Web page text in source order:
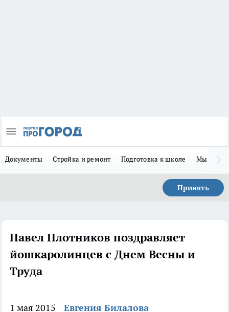
Документы Стройка и ремонт Подготовка к школе Мы в MAX
Принять
Павел Плотников поздравляет
йошкаролинцев с Днем Весны и
Труда
1 мая 2015 Евгения Билалова